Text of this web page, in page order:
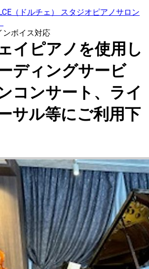
（ドルチェ） スタジオピアノサロン
ンボイス対応
イピアノを使用し
ディングサービ
コンサート、ライ
サル等にご利用下